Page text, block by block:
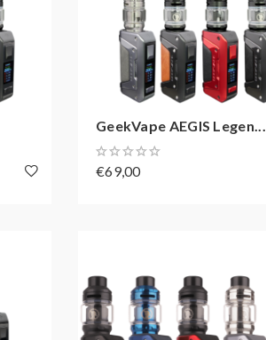
GeekVape AEGIS Legen...
€69,00